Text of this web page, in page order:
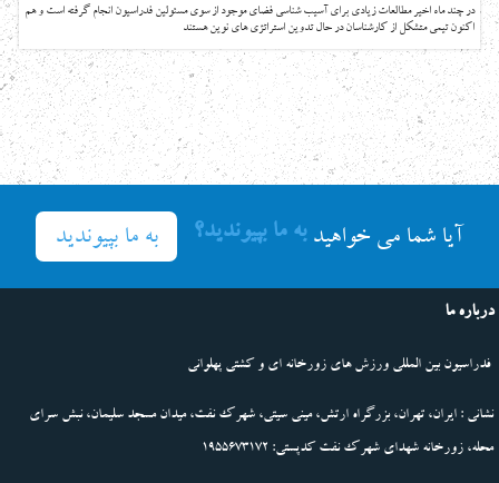
در چند ماه اخیر مطالعات زیادی برای آسیب شناسی فضای موجود از سوی مسئولین فدراسیون انجام گرفته است و هم
اکنون تیمی متشکل از کارشناسان در حال تدوین استراتژی های نوین هستند
آیا شما می خواهیدبه ما بپیوندید؟ به ما بپیوندید
درباره ما
فدراسیون بین المللی ورزش های زورخانه ای و کشتی پهلوانی
نشانی : ایران، تهران، بزرگراه ارتش، مینی سیتی، شهرک نفت، میدان مسجد سلیمان، نبش سرای
محله، زورخانه شهدای شهرک نفت کدپستی: 1955673172